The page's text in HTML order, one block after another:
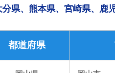
県、熊本県、宮崎県、鹿
都道府県